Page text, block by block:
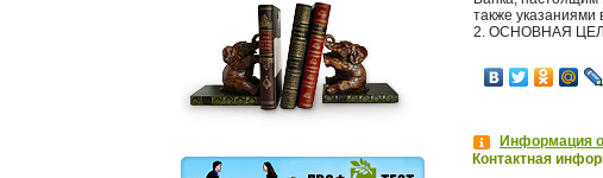
также
2. ОСНОВНАЯ
Информация о
Контактная